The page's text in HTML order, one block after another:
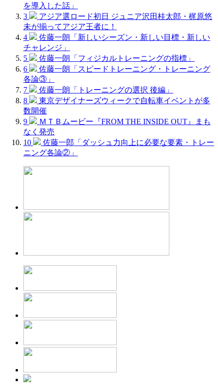
を導入した話」
3
アジア選ロード初日 ジュニア沢田桂太郎・梶原悠
未が揃ってアジア王者に！
4
佐藤一朗「新しいシーズン・新しい目標・新しい
チャレンジ」
5
佐藤一朗「フィジカルトレーニングの指標」
6
佐藤一朗「スピードトレーニング・トレーニング
各論③」
7
佐藤一朗「トレーニングの選択 後編」
8
東京デザイナーズウィークで自転車イベントが多
数開催
9
ＭＴＢムービー『FROM THE INSIDE OUT』まも
なく発売
10
佐藤一郎「ダッシュ力向上に必要な要素・トレー
ニング各論②」